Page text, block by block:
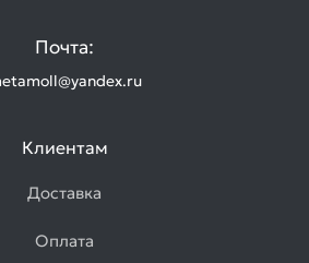
Почта:
Клиентам
Доставка
Оплата